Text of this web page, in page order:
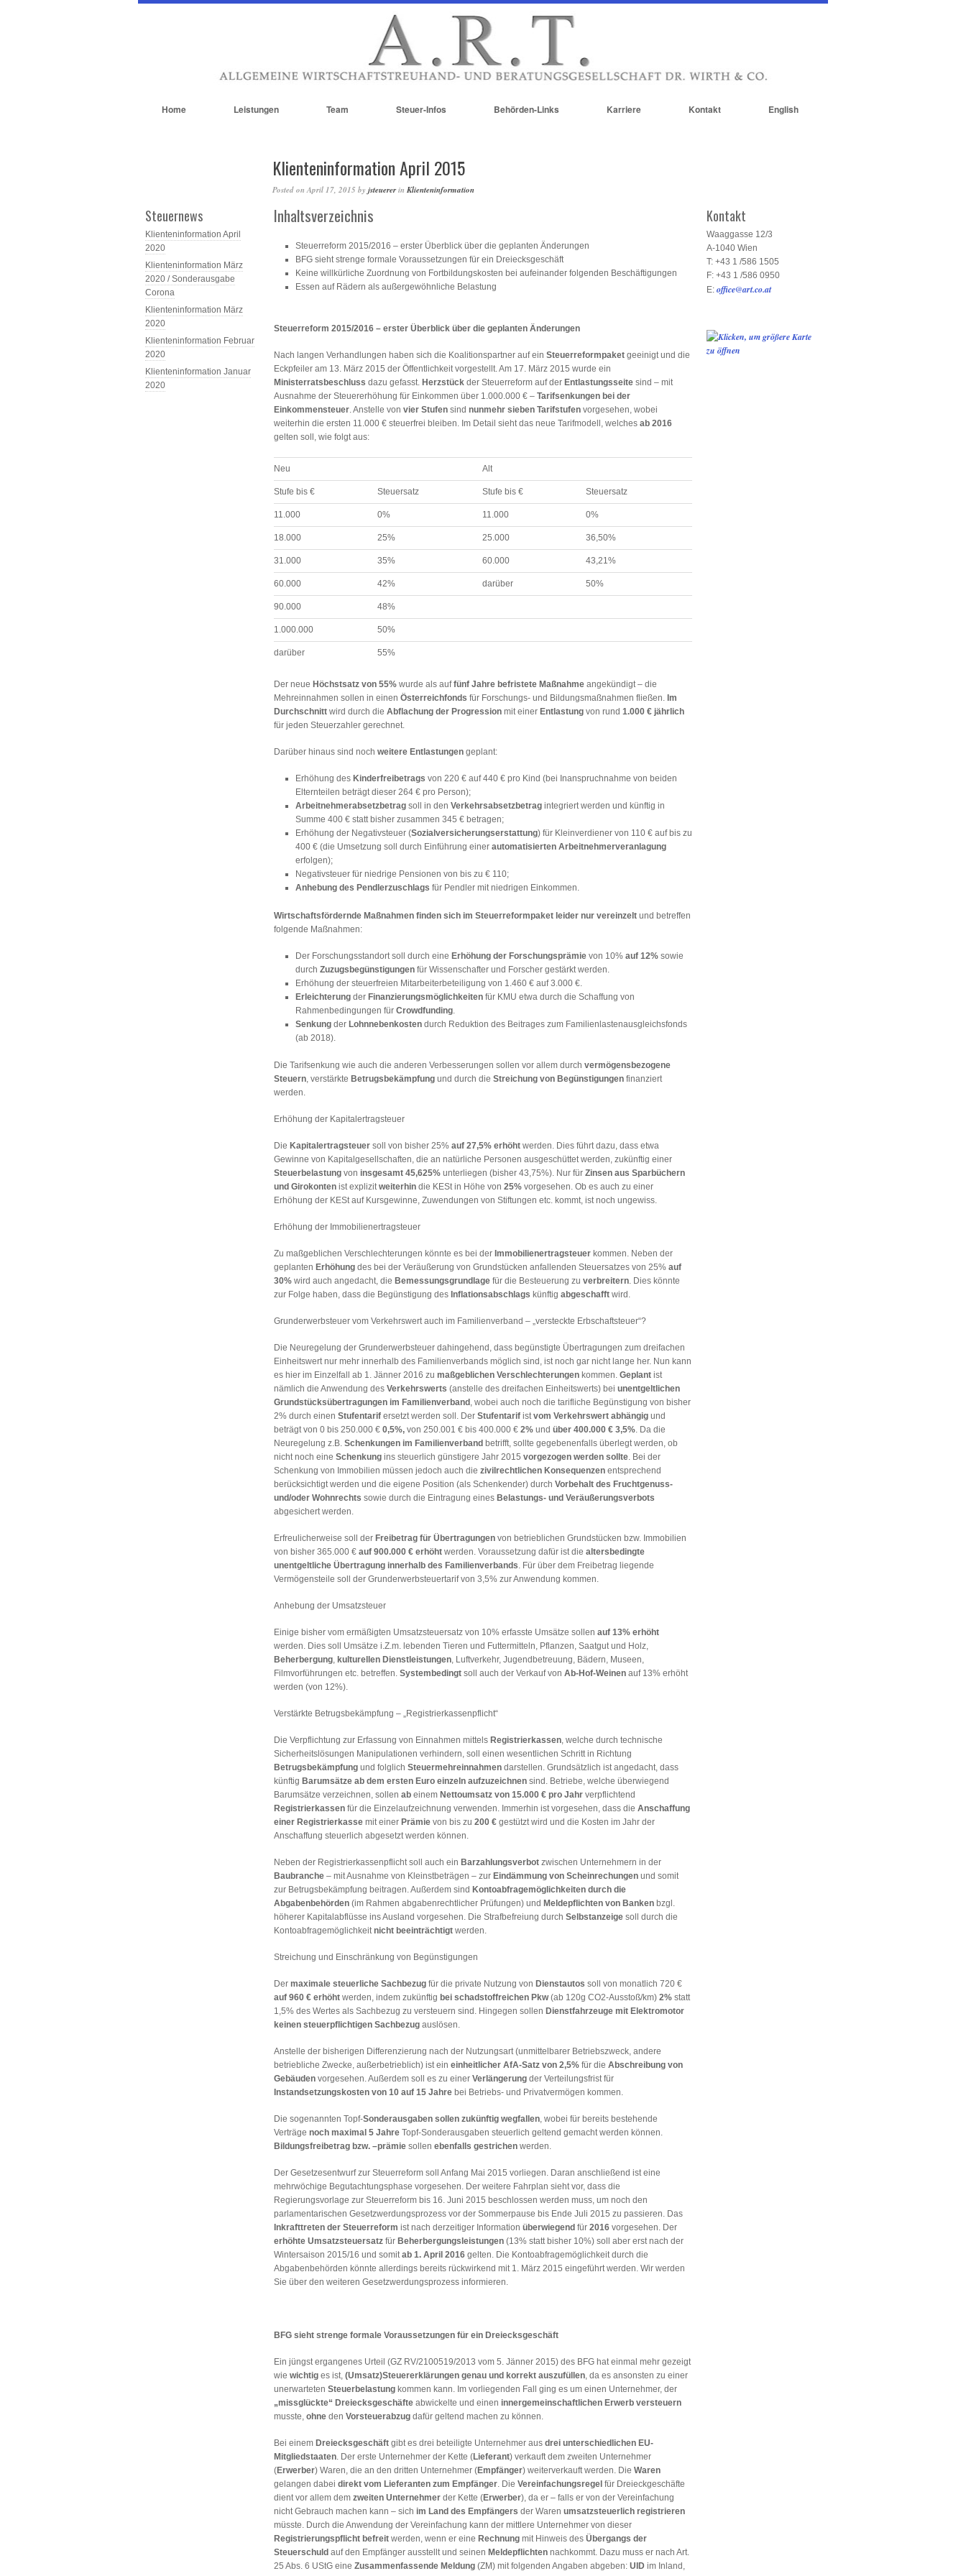
Home Leistungen Team Steuer-Infos Behörden-Links Karriere Kontakt English
Klienteninformation April 2015
Posted on April 17, 2015 by jsteuererin Klienteninformation
Steuernews
Klienteninformation April
2020
Klienteninformation März
2020 / Sonderausgabe
Corona
Klienteninformation März
2020
Klienteninformation Februar
2020
Klienteninformation Januar
2020
Inhaltsverzeichnis
Steuerreform 2015/2016 – erster Überblick über die geplanten Änderungen
BFG sieht strenge formale Voraussetzungen für ein Dreiecksgeschäft
Keine willkürliche Zuordnung von Fortbildungskosten bei aufeinander folgenden Beschäftigungen
Essen auf Rädern als außergewöhnliche Belastung
Steuerreform 2015/2016 – erster Überblick über die geplanten Änderungen
Nach langen Verhandlungen haben sich die Koalitionspartner auf ein Steuerreformpaketgeeinigt und die
Eckpfeiler am 13. März 2015 der Öffentlichkeit vorgestellt. Am 17. März 2015 wurde ein
Ministerratsbeschluss dazu gefasst. Herzstückder Steuerreform auf der Entlastungsseitesind – mit
Ausnahme der Steuererhöhung für Einkommen über 1.000.000 € – Tarifsenkungen bei der
Einkommensteuer. Anstelle von vier Stufensind nunmehr sieben Tarifstufenvorgesehen, wobei
weiterhin die ersten 11.000 € steuerfrei bleiben. Im Detail sieht das neue Tarifmodell, welches ab 2016
gelten soll, wie folgt aus:
Neu Alt
Stufe bis € Steuersatz Stufe bis € Steuersatz
11.000 0% 11.000 0%
18.000 25% 25.000 36,50%
31.000 35% 60.000 43,21%
60.000 42% darüber 50%
90.000 48%
1.000.000 50%
darüber 55%
Der neue Höchstsatz von 55%wurde als auffünf Jahre befristete Maßnahmeangekündigt – die
Mehreinnahmen sollen in einen Österreichfonds für Forschungs- und Bildungsmaßnahmen fließen. Im
Durchschnittwird durch die Abflachung der Progressionmit einer Entlastungvon rund 1.000 € jährlich
für jeden Steuerzahler gerechnet.
Darüber hinaus sind noch weitere Entlastungengeplant:
Erhöhung des Kinderfreibetrags von 220 € auf 440 € pro Kind (bei Inanspruchnahme von beiden
Elternteilen beträgt dieser 264 € pro Person);
Arbeitnehmerabsetzbetragsoll in den Verkehrsabsetzbetragintegriert werden und künftig in
Summe 400 € statt bisher zusammen 345 € betragen;
Erhöhung der Negativsteuer (Sozialversicherungserstattung) für Kleinverdiener von 110 € auf bis zu
400 € (die Umsetzung soll durch Einführung einer automatisierten Arbeitnehmerveranlagung
erfolgen);
Negativsteuer für niedrige Pensionen von bis zu € 110;
Anhebung des Pendlerzuschlags für Pendler mit niedrigen Einkommen.
Wirtschaftsfördernde Maßnahmen finden sich im Steuerreformpaket leider nur vereinzeltund betreffen
folgende Maßnahmen:
Der Forschungsstandort soll durch eine Erhöhung der Forschungsprämievon 10% auf 12%sowie
durch Zuzugsbegünstigungenfür Wissenschafter und Forscher gestärkt werden.
Erhöhung der steuerfreien Mitarbeiterbeteiligung von 1.460 € auf 3.000 €.
Erleichterungder Finanzierungsmöglichkeitenfür KMU etwa durch die Schaffung von
Rahmenbedingungen für Crowdfunding.
Senkungder Lohnnebenkostendurch Reduktion des Beitrages zum Familienlastenausgleichsfonds
(ab 2018).
Die Tarifsenkung wie auch die anderen Verbesserungen sollen vor allem durch vermögensbezogene
Steuern, verstärkte Betrugsbekämpfungund durch die Streichung von Begünstigungenfinanziert
werden.
Erhöhung der Kapitalertragsteuer
Die Kapitalertragsteuersoll von bisher 25% auf 27,5% erhöht werden. Dies führt dazu, dass etwa
Gewinne von Kapitalgesellschaften, die an natürliche Personen ausgeschüttet werden, zukünftig einer
Steuerbelastungvon insgesamt 45,625%unterliegen (bisher 43,75%). Nur für Zinsen aus Sparbüchern
und Girokontenist explizitweiterhindie KESt in Höhe von 25%vorgesehen. Ob es auch zu einer
Erhöhung der KESt auf Kursgewinne, Zuwendungen von Stiftungen etc. kommt, ist noch ungewiss.
Erhöhung der Immobilienertragsteuer
Zu maßgeblichen Verschlechterungen könnte es bei der Immobilienertragsteuerkommen. Neben der
geplanten Erhöhungdes bei der Veräußerung von Grundstücken anfallenden Steuersatzes von 25% auf
30%wird auch angedacht, die Bemessungsgrundlagefür die Besteuerung zu verbreitern. Dies könnte
zur Folge haben, dass die Begünstigung des Inflationsabschlags künftig abgeschafftwird.
Grunderwerbsteuer vom Verkehrswert auch im Familienverband – „versteckte Erbschaftsteuer“?
Die Neuregelung der Grunderwerbsteuer dahingehend, dass begünstigte Übertragungen zum dreifachen
Einheitswert nur mehr innerhalb des Familienverbands möglich sind, ist noch gar nicht lange her. Nun kann
es hier im Einzelfall ab 1. Jänner 2016 zu maßgeblichen Verschlechterungenkommen. Geplantist
nämlich die Anwendung des Verkehrswerts (anstelle des dreifachen Einheitswerts) bei unentgeltlichen
Grundstücksübertragungen im Familienverband , wobei auch noch die tarifliche Begünstigung von bisher
2% durch einen Stufentarifersetzt werden soll. Der Stufentarifistvom Verkehrswert abhängigund
beträgt von 0 bis 250.000 € 0,5%,von 250.001 € bis 400.000 € 2%und über 400.000 € 3,5%. Da die
Neuregelung z.B. Schenkungen im Familienverband betrifft, sollte gegebenenfalls überlegt werden, ob
nicht noch eine Schenkungins steuerlich günstigere Jahr 2015 vorgezogen werden sollte. Bei der
Schenkung von Immobilien müssen jedoch auch die zivilrechtlichen Konsequenzenentsprechend
berücksichtigt werden und die eigene Position (als Schenkender) durch Vorbehalt des Fruchtgenuss-
und/oder Wohnrechts sowie durch die Eintragung eines Belastungs- und Veräußerungsverbots
abgesichert werden.
Erfreulicherweise soll der Freibetrag für Übertragungenvon betrieblichen Grundstücken bzw. Immobilien
von bisher 365.000 € auf 900.000 € erhöhtwerden. Voraussetzung dafür ist die altersbedingte
unentgeltliche Übertragung innerhalb des Familienverbands. Für über dem Freibetrag liegende
Vermögensteile soll der Grunderwerbsteuertarif von 3,5% zur Anwendung kommen.
Anhebung der Umsatzsteuer
Einige bisher vom ermäßigten Umsatzsteuersatz von 10% erfasste Umsätze sollen auf 13% erhöht
werden. Dies soll Umsätze i.Z.m. lebenden Tieren und Futtermitteln, Pflanzen, Saatgut und Holz,
Beherbergung, kulturellen Dienstleistungen, Luftverkehr, Jugendbetreuung, Bädern, Museen,
Filmvorführungen etc. betreffen. Systembedingtsoll auch der Verkauf von Ab-Hof-Weinenauf 13% erhöht
werden (von 12%).
Verstärkte Betrugsbekämpfung – „Registrierkassenpflicht“
Die Verpflichtung zur Erfassung von Einnahmen mittels Registrierkassen, welche durch technische
Sicherheitslösungen Manipulationen verhindern, soll einen wesentlichen Schritt in Richtung
Betrugsbekämpfungund folglich Steuermehreinnahmendarstellen. Grundsätzlich ist angedacht, dass
künftig Barumsätze ab dem ersten Euro einzeln aufzuzeichnensind. Betriebe, welche überwiegend
Barumsätze verzeichnen, sollen abeinem Nettoumsatz von 15.000 € pro Jahrverpflichtend
Registrierkassenfür die Einzelaufzeichnung verwenden. Immerhin ist vorgesehen, dass die Anschaffung
einer Registrierkassemit einer Prämievon bis zu 200 €gestützt wird und die Kosten im Jahr der
Anschaffung steuerlich abgesetzt werden können.
Neben der Registrierkassenpflicht soll auch ein Barzahlungsverbotzwischen Unternehmern in der
Baubranche– mit Ausnahme von Kleinstbeträgen – zur Eindämmung von Scheinrechungenund somit
zur Betrugsbekämpfung beitragen. Außerdem sind Kontoabfragemöglichkeiten durch die
Abgabenbehörden(im Rahmen abgabenrechtlicher Prüfungen) und Meldepflichten von Bankenbzgl.
höherer Kapitalabflüsse ins Ausland vorgesehen. Die Strafbefreiung durch Selbstanzeigesoll durch die
Kontoabfragemöglichkeitnicht beeinträchtigtwerden.
Streichung und Einschränkung von Begünstigungen
Der maximale steuerliche Sachbezugfür die private Nutzung von Dienstautos soll von monatlich 720 €
auf 960 € erhöhtwerden, indem zukünftig bei schadstoffreichen Pkw(ab 120g CO2-Ausstoß/km) 2%statt
1,5% des Wertes als Sachbezug zu versteuern sind. Hingegen sollen Dienstfahrzeuge mit Elektromotor
keinen steuerpflichtigen Sachbezugauslösen.
Anstelle der bisherigen Differenzierung nach der Nutzungsart (unmittelbarer Betriebszweck, andere
betriebliche Zwecke, außerbetrieblich) ist ein einheitlicher AfA-Satz von 2,5%für die Abschreibung von
Gebäudenvorgesehen. Außerdem soll es zu einer Verlängerungder Verteilungsfrist für
Instandsetzungskosten von 10 auf 15 Jahrebei Betriebs- und Privatvermögen kommen.
Die sogenannten Topf-Sonderausgaben sollen zukünftig wegfallen, wobei für bereits bestehende
Verträge noch maximal 5 JahreTopf-Sonderausgaben steuerlich geltend gemacht werden können.
Bildungsfreibetrag bzw. –prämie sollen ebenfalls gestrichenwerden.
Der Gesetzesentwurf zur Steuerreform soll Anfang Mai 2015 vorliegen. Daran anschließend ist eine
mehrwöchige Begutachtungsphase vorgesehen. Der weitere Fahrplan sieht vor, dass die
Regierungsvorlage zur Steuerreform bis 16. Juni 2015 beschlossen werden muss, um noch den
parlamentarischen Gesetzwerdungsprozess vor der Sommerpause bis Ende Juli 2015 zu passieren. Das
Inkrafttreten der Steuerreform ist nach derzeitiger Information überwiegend für 2016vorgesehen. Der
erhöhte Umsatzsteuersatzfür Beherbergungsleistungen(13% statt bisher 10%) soll aber erst nach der
Wintersaison 2015/16 und somitab 1. April 2016gelten. Die Kontoabfragemöglichkeit durch die
Abgabenbehörden könnte allerdings bereits rückwirkend mit 1. März 2015 eingeführt werden. Wir werden
Sie über den weiteren Gesetzwerdungsprozess informieren.
BFG sieht strenge formale Voraussetzungen für ein Dreiecksgeschäft
Ein jüngst ergangenes Urteil (GZ RV/2100519/2013 vom 5. Jänner 2015) des BFG hat einmal mehr gezeigt
wie wichtiges ist, (Umsatz)Steuererklärungen genau und korrekt auszufüllen, da es ansonsten zu einer
unerwarteten Steuerbelastungkommen kann. Im vorliegenden Fall ging es um einen Unternehmer, der
„missglückte“ Dreiecksgeschäfteabwickelte und einen innergemeinschaftlichen Erwerb versteuern
musste, ohneden Vorsteuerabzugdafür geltend machen zu können.
Bei einem Dreiecksgeschäftgibt es drei beteiligte Unternehmer aus drei unterschiedlichen EU-
Mitgliedstaaten. Der erste Unternehmer der Kette (Lieferant) verkauft dem zweiten Unternehmer
(Erwerber) Waren, die an den dritten Unternehmer (Empfänger) weiterverkauft werden. Die Waren
gelangen dabei direkt vom Lieferanten zum Empfänger. Die Vereinfachungsregel für Dreieckgeschäfte
dient vor allem dem zweiten Unternehmerder Kette (Erwerber), da er – falls er von der Vereinfachung
nicht Gebrauch machen kann – sich im Land des Empfängers der Waren umsatzsteuerlich registrieren
müsste. Durch die Anwendung der Vereinfachung kann der mittlere Unternehmer von dieser
Registrierungspflicht befreitwerden, wenn er eine Rechnungmit Hinweis des Übergangs der
Steuerschuld auf den Empfänger ausstellt und seinen Meldepflichtennachkommt. Dazu muss er nach Art.
25 Abs. 6 UStG eine Zusammenfassende Meldung(ZM) mit folgenden Angaben abgeben: UID im Inland,
Kontakt
Waaggasse 12/3
A-1040 Wien
T: +43 1 /586 1505
F: +43 1 /586 0950
E: office@art.co.at